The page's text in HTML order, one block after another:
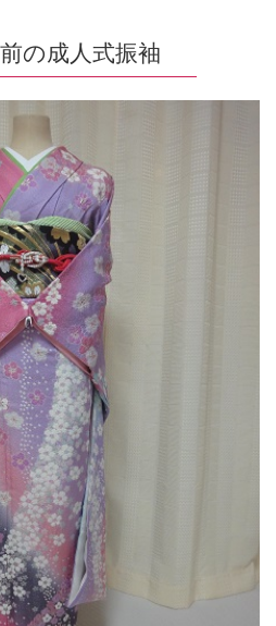
の成人式振袖